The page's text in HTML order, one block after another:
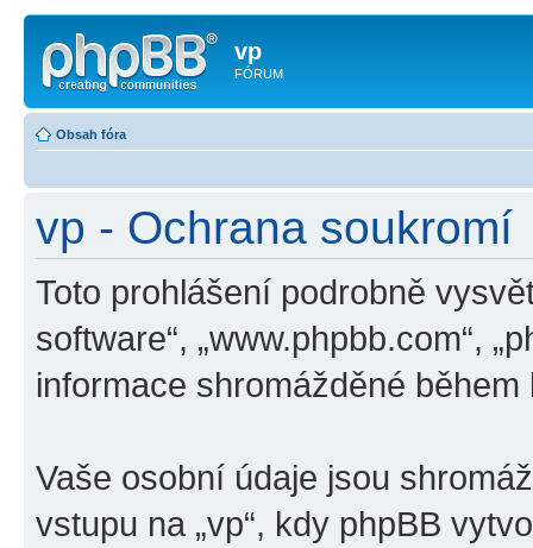
vp
FÓRUM
Obsah fóra
vp - Ochrana soukromí
Toto prohlášení podrobně
software“, „www.phpbb.com“,
informace shromážděné
Vaše osobní údaje jsou
vstupu na „vp“, kdy phpBB